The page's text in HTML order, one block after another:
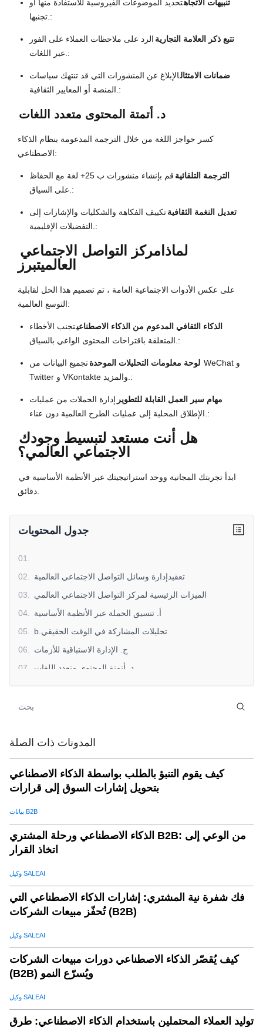
تنبيهات الاتجاهتحديد الموضوعات الفيروسية للاستفادة منها أو
تجنبها.:
تتبع ذكر العلامة التجارية الرد على ملاحظات العملاء على الفور
عبر اللغات.:
ضمانات الامتثالالإبلاغ عن المنشورات التي قد تنتهك سياسات
المنصة أو المعايير الثقافية.:
د. أتمتة المحتوى متعدد اللغات
كسر حواجز اللغة من خلال الترجمة المدعومة بنظام الذكاء
الاصطناعي:
الترجمة التلقائية
قم بإنشاء منشورات ب 25+ لغة مع الحفاظ
على السياق.:
تعديل النغمة الثقافيةتكييف الفكاهة والشكليات والإشارات إلى
التفضيلات الإقليمية.:
لماذا مركز التواصل الاجتماعي
العالميتبرز
على عكس الأدوات الاجتماعية العامة ، تم تصميم هذا الحل لقابلية
التوسع العالمية:
الذكاء الثقافي المدعوم من الذكاء الاصطناعيتجنب الأخطاء
المتعلقة باقتراحات المحتوى الواعي بالسياق.:
لوحة معلومات التحليلات الموحدةتجميع البيانات من WeChat و
Twitter و VKontakte والمزيد.:
مهام سير العمل القابلة للتطوير إدارة الحملات من عمليات
الإطلاق المحلية إلى عمليات الطرح العالمية دون عناء.:
هل أنت مستعد لتبسيط وجودك
الاجتماعي العالمي؟
ابدأ تجربتك المجانية ووحد استراتيجيتك عبر الأنظمة الأساسية في
دقائق.
جدول المحتويات
01
02
تعقيدإدارة وسائل التواصل الاجتماعي العالمية
03
الميزات الرئيسية لمركز التواصل الاجتماعي العالمي
04
أ. تنسيق الحملة عبر الأنظمة الأساسية
05
b.تحليلات المشاركة في الوقت الحقيقي
06
ج. الإدارة الاستباقية للأزمات
07
د. أتمتة المحتوى متعدد اللغات
08. لماذامركز التواصل الاجتماعي العالميتبرز
09.
المدونات ذات الصلة
كيف يقوم التنبؤ بالطلب بواسطة الذكاء الاصطناعي
بتحويل إشارات السوق إلى قرارات
بيانات B2B
الذكاء الاصطناعي ورحلة المشتري B2B: من الوعي إلى
اتخاذ القرار
وكيل SALEAI
فك شفرة نية المشتري: إشارات الذكاء الاصطناعي التي
تُحفّز مبيعات الشركات (B2B)
وكيل SALEAI
كيف يُقصّر الذكاء الاصطناعي دورات مبيعات الشركات
(B2B) ويُسرّع النمو
وكيل SALEAI
توليد العملاء المحتملين باستخدام الذكاء الاصطناعي: طرق